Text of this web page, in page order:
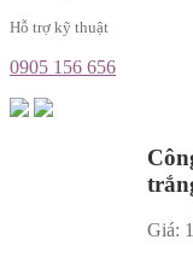
Hỗ trợ kỹ thuật
0905 156 656
Giá: